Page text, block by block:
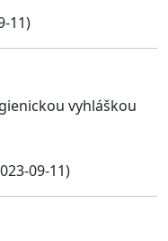
11)
vyhláškou
09-11)